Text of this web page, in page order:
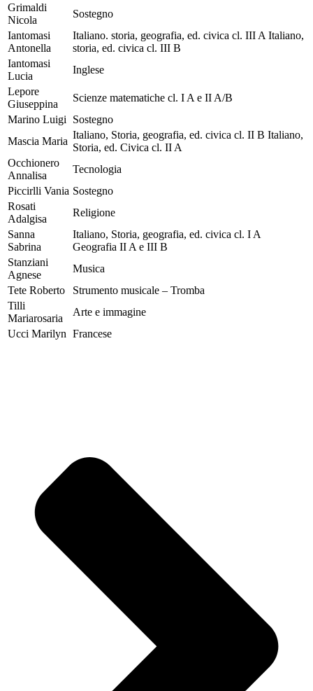
Grimaldi
Nicola
Sostegno
Iantomasi
Antonella
Italiano. storia, geografia, ed. civica cl. III A Italiano,
storia, ed. civica cl. III B
Iantomasi
Lucia
Inglese
Lepore
Giuseppina
Scienze matematiche cl. I A e II A/B
Marino Luigi
Sostegno
Mascia Maria
Italiano, Storia, geografia, ed. civica cl. II B Italiano,
Storia, ed. Civica cl. II A
Occhionero
Annalisa
Tecnologia
Piccirlli Vania Sostegno
Rosati
Adalgisa
Religione
Sanna
Sabrina
Italiano, Storia, geografia, ed. civica cl. I A
Geografia II A e III B
Stanziani
Agnese
Musica
Tete Roberto
Strumento musicale – Tromba
Tilli
Mariarosaria
Arte e immagine
Ucci Marilyn Francese